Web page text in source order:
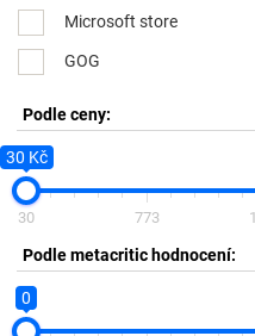
Microsoft store
GOG
Podle ceny:
30 Kč
30 773
Podle metacritic hodnocení:
0